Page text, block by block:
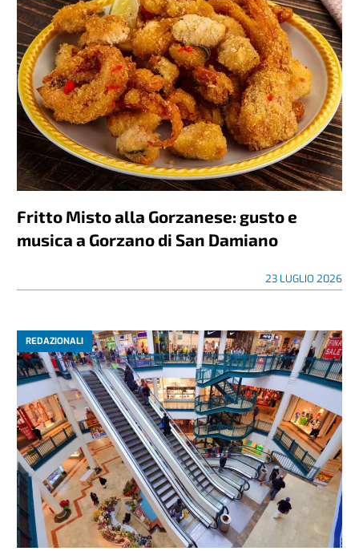
Fritto Misto alla Gorzanese: gusto e
musica a Gorzano di San Damiano
23 LUGLIO 2026
REDAZIONALI